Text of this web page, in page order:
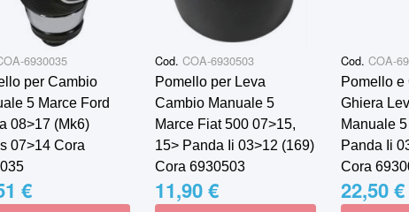
6930035
per Cambio
5 Marce Ford
08>17 (Mk6)
07>14 Cora
€
Cod. COA-6930503
Pomello per Leva
Cambio Manuale 5
Marce Fiat 500 07>15,
15> Panda Ii 03>12 (169)
Cora 6930503
11,90 €
Cod. COA-
Pomello e
Ghiera
Manuale
Panda Ii
Cora
22,50 €